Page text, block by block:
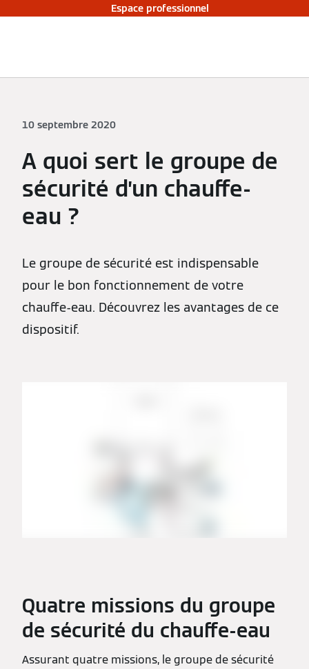
Espace professionnel
10 septembre 2020
A quoi sert le groupe de
sécurité d’un chauffe-
eau ?
Le groupe de sécurité est indispensable
pour le bon fonctionnement de votre
chauffe-eau. Découvrez les avantages de ce
dispositif.
Quatre missions du groupe
de sécurité du chauffe-eau
Assurant quatre missions, le groupe de sécurité